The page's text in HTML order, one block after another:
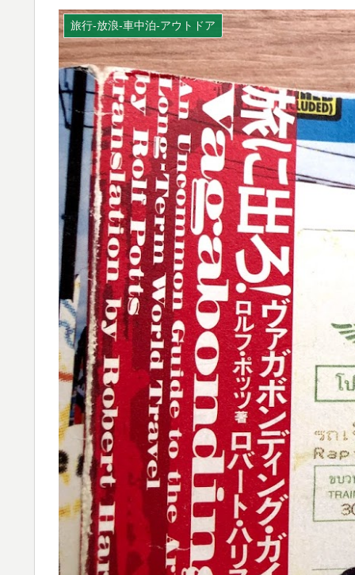
旅行-放浪-車中泊-アウトドア